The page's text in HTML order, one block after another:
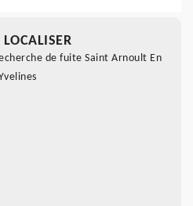
de fuite Saint Arnoult En